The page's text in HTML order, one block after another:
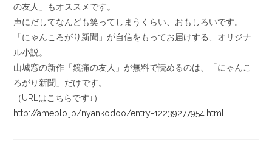
の友人」もオススメです。
声にだしてなんども笑ってしまうくらい、おもしろいです。
「にゃんころがり新聞」が自信をもってお届けする、オリジナ
ル小説。
山城窓の新作「鏡痛の友人」が無料で読めるのは、「にゃんこ
ろがり新聞」だけです。
（URLはこちらです↓）
http://ameblo.jp/nyankodoo/entry-12239277954.html